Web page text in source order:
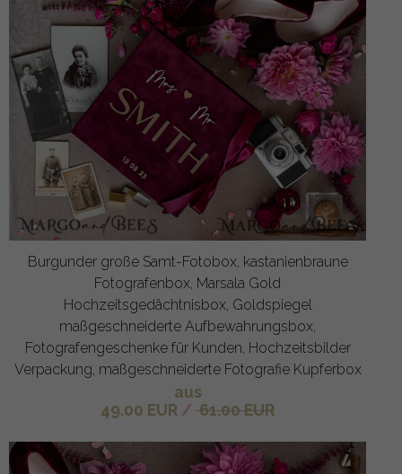
Burgunder große Samt-Fotobox, kastanienbraune
Fotografenbox, Marsala Gold
Hochzeitsgedächtnisbox, Goldspiegel
maßgeschneiderte Aufbewahrungsbox,
Fotografengeschenke für Kunden, Hochzeitsbilder
Verpackung, maßgeschneiderte Fotografie Kupferbox
aus
49.00 EUR / 61.00 EUR